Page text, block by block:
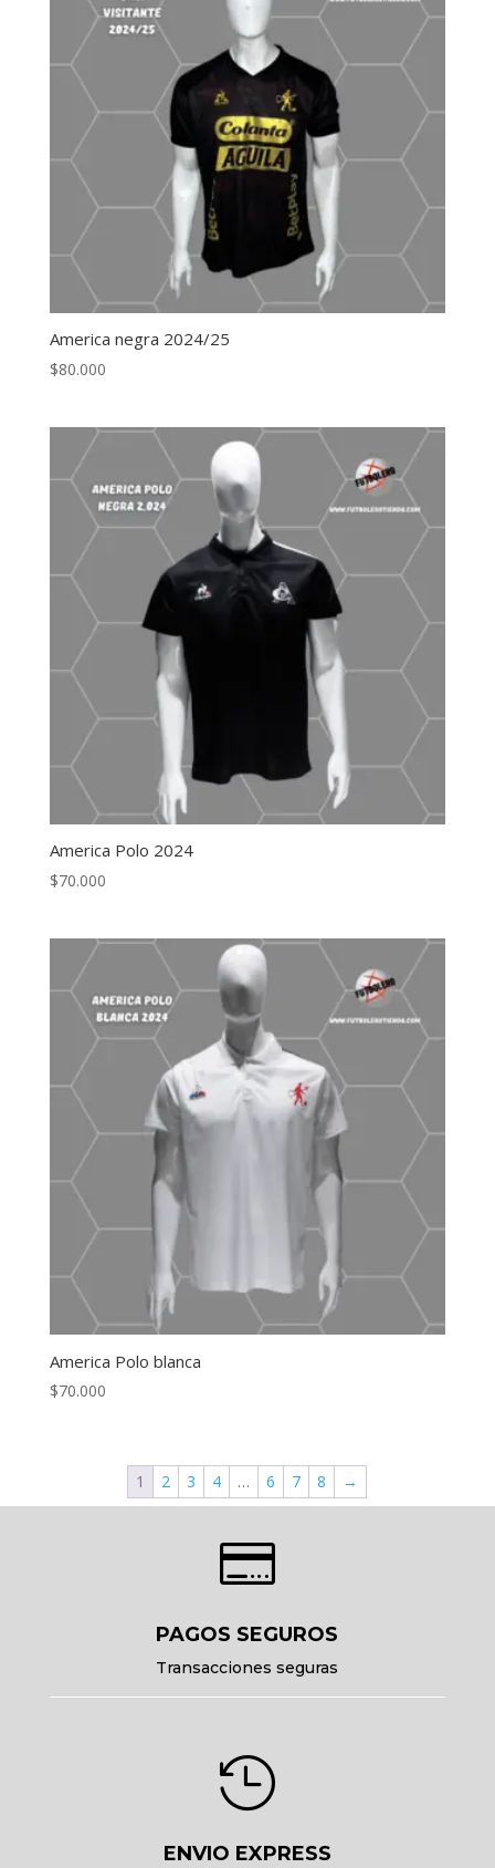
America negra 2024/25
$80.000
America Polo 2024
$70.000
America Polo blanca
$70.000
1 2 3 4 … 6 7 8 →

PAGOS SEGUROS
Transacciones seguras

ENVIO EXPRESS